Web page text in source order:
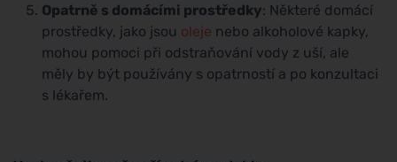
Opatrně s domácími prostředky: Některé domácí
prostředky, jako jsou oleje nebo alkoholové kapky,
mohou pomoci při odstraňování vody z uší, ale
měly by být používány s opatrností a po konzultaci
s lékařem.